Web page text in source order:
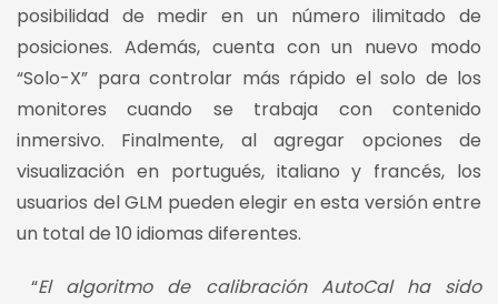
posibilidad de medir en un número ilimitado de
posiciones. Además, cuenta con un nuevo modo
“Solo-X” para controlar más rápido el solo de los
monitores cuando se trabaja con contenido
inmersivo. Finalmente, al agregar opciones de
visualización en portugués, italiano y francés, los
usuarios del GLM pueden elegir en esta versión entre
un total de 10 idiomas diferentes.
“El algoritmo de calibración AutoCal ha sido